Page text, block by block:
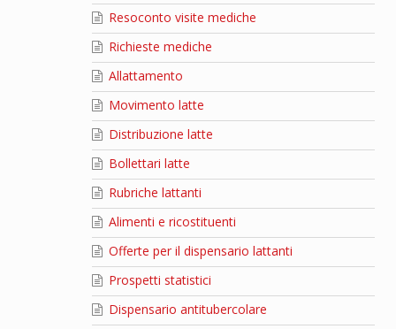
Resoconto visite mediche
Richieste mediche
Allattamento
Movimento latte
Distribuzione latte
Bollettari latte
Rubriche lattanti
Alimenti e ricostituenti
Offerte per il dispensario lattanti
Prospetti statistici
Dispensario antitubercolare